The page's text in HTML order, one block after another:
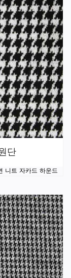
단
니트 자카드 하운드